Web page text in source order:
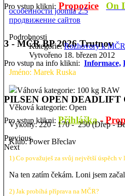
Pro vstup klikni: Propozice On
3 - MČR BP 2026 Trutnov
Pro vstup na info klikni: Informace,
PILSEN OPEN DEADLIFT
Pro vstup klikni: Přihláška-
Previous
Next
особенности joomla 2.5
продвижение сайтов
Podrobnosti
Kategorie:Rozhovory k
Vytvořeno 18. březen 2012
Jméno: Marek Ruska
Váhová kategorie: 100 kg RAW
Věková kategorie: Open
Výkony: 220 - 170 - 250 (Dřep -
Klub: Power Břeclav
1) Co považuješ za svůj největší úspěch v
Na ten zatím čekám. Loni jsem
2) Jak probíhá příprava na MČR?